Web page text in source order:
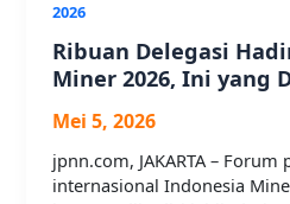
2026
Ribuan Delegasi
Miner 2026, Ini yang
Mei 5, 2026
jpnn.com, JAKARTA –
internasional Indonesia